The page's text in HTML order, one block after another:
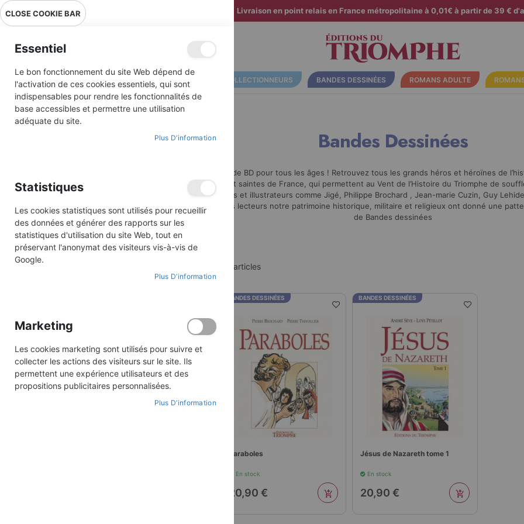
Livraison en point relais en France métropolitaine à 0,01€ à partir de 39 €
ALBUMS ILLUSTRÉS BD COLLECTIONNEURS BANDES DESSINÉES ROMANS ADULTE
Bandes Dessinées
Une sélection de BD pour tous les âges ! Retrouvez tous les grands héros et héroïnes de
grands saints et saintes de France, qui permettent au Vent de l’Histoire du Triomphe de
célèbres auteurs et illustrateurs comme Jigé, Philippe Brochard , Jean-marie Cuzin, Guy
transmettre à nos lecteurs notre patrimoine historique, militaire et religieux ont donné une
de Bandes dessinées
articles
BANDES DESSINÉES
Paraboles
En stock
20,90 €
BANDES DESSINÉES
Jésus de Nazareth tome 1
En stock
20,90 €
CLOSE COOKIE BAR
Essentiel
Le bon fonctionnement du site Web dépend de
l'activation de ces cookies essentiels, qui sont
indispensables pour rendre les fonctionnalités de
base accessibles et permettre une utilisation
adéquate du site.
Plus D’information
Statistiques
Les cookies statistiques sont utilisés pour recueillir
des données et générer des rapports sur les
statistiques d'utilisation du site Web, tout en
préservant l'anonymat des visiteurs vis-à-vis de
Google.
Plus D’information
Marketing
Les cookies marketing sont utilisés pour suivre et
collecter les actions des visiteurs sur le site. Ils
permettent une expérience utilisateurs et des
propositions publicitaires personnalisées.
Plus D’information